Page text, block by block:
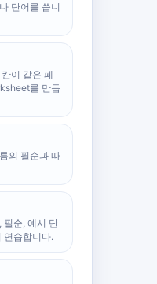
단어를 씁니
이 같은 페
를 만듭
의 필순과 따
필순, 예시 단
연습합니다.